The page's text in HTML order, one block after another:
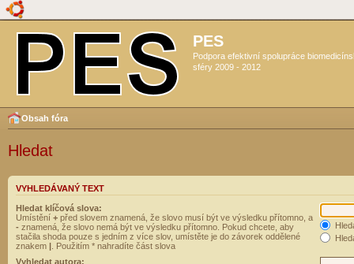
PES
Podpora efektivní spolupráce
sféry 2009 - 2012
Obsah fóra
Hledat
VYHLEDÁVANÝ TEXT
Hledat klíčová slova:
Umístění + před slovem znamená, že slovo musí být ve výsledku přítomno, a
- znamená, že slovo nemá být ve výsledku přítomno. Pokud chcete, aby
stačila shoda pouze s jedním z více slov, umístěte je do závorek oddělené
znakem | . Použitím * nahradíte část slova
Vyhledat autora: